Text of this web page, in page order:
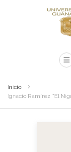
Inicio
Ignacio Ramírez "El